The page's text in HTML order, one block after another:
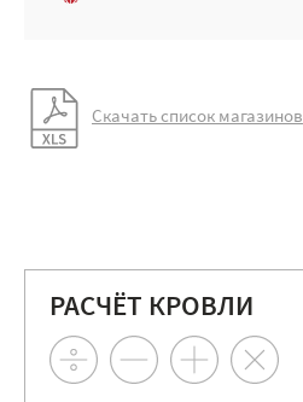
Скачать список магазинов
РАСЧЁТ КРОВЛИ